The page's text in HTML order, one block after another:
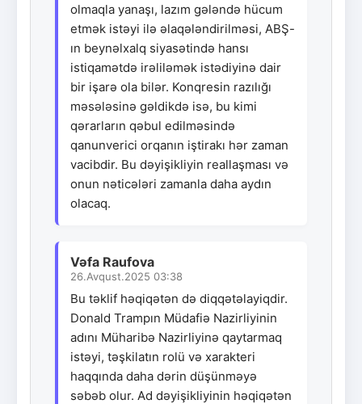
olmaqla yanaşı, lazım gələndə hücum
etmək istəyi ilə əlaqələndirilməsi, ABŞ-
ın beynəlxalq siyasətində hansı
istiqamətdə irəliləmək istədiyinə dair
bir işarə ola bilər. Konqresin razılığı
məsələsinə gəldikdə isə, bu kimi
qərarların qəbul edilməsində
qanunverici orqanın iştirakı hər zaman
vacibdir. Bu dəyişikliyin reallaşması və
onun nəticələri zamanla daha aydın
olacaq.
Vəfa Raufova
26.Avqust.2025 03:38
Bu təklif həqiqətən də diqqətəlayiqdir.
Donald Trampın Müdafiə Nazirliyinin
adını Müharibə Nazirliyinə qaytarmaq
istəyi, təşkilatın rolü və xarakteri
haqqında daha dərin düşünməyə
səbəb olur. Ad dəyişikliyinin həqiqətən